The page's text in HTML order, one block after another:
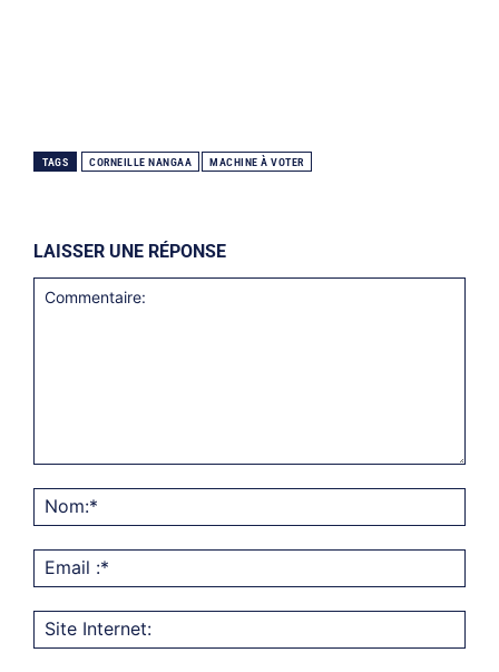
TAGS CORNEILLE NANGAA MACHINE À VOTER
LAISSER UNE RÉPONSE
:*